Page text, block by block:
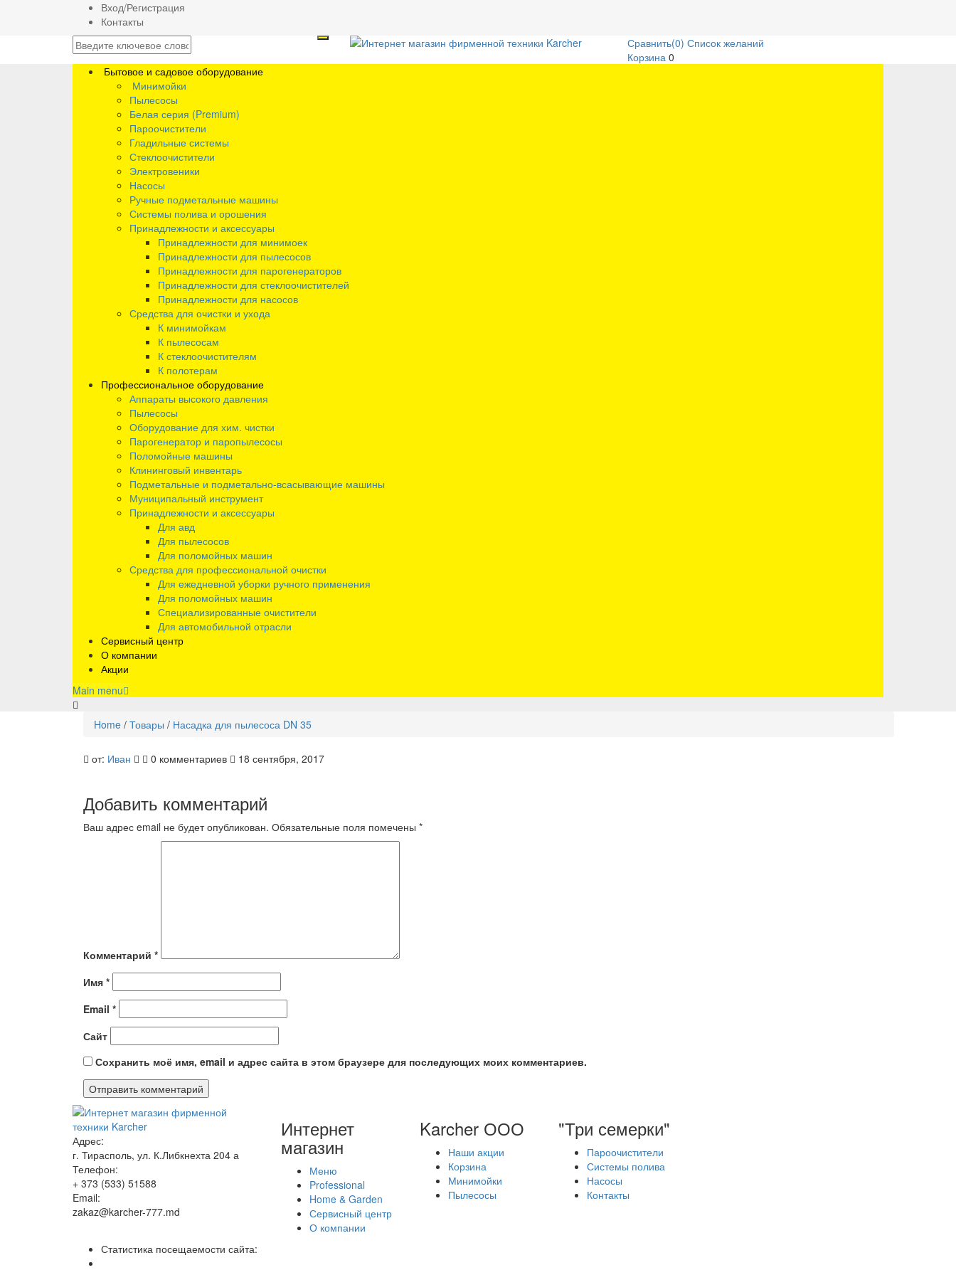
Вход/Регистрация
Контакты
Сравнить(0) Список желаний
Корзина 0
Бытовое и садовое оборудование
Минимойки
Пылесосы
Белая серия (Premium)
Пароочистители
Гладильные системы
Стеклоочистители
Электровеники
Насосы
Ручные подметальные машины
Системы полива и орошения
Принадлежности и аксессуары
Принадлежности для минимоек
Принадлежности для пылесосов
Принадлежности для парогенераторов
Принадлежности для стеклоочистителей
Принадлежности для насосов
Средства для очистки и ухода
К минимойкам
К пылесосам
К стеклоочистителям
К полотерам
Профессиональное оборудование
Аппараты высокого давления
Пылесосы
Оборудование для хим. чистки
Парогенератор и паропылесосы
Поломойные машины
Клининговый инвентарь
Подметальные и подметально-всасывающие машины
Муниципальный инструмент
Принадлежности и аксессуары
Для авд
Для пылесосов
Для поломойных машин
Средства для профессиональной очистки
Для ежедневной уборки ручного применения
Для поломойных машин
Специализированные очистители
Для автомобильной отрасли
Сервисный центр
О компании
Акции
Main menu
Home / Товары / Насадка для пылесоса DN 35
от: Иван 0 комментариев 18 сентября, 2017
Добавить комментарий
Ваш адрес email не будет опубликован. Обязательные поля помечены *
Комментарий *
Имя *
Email *
Сайт
Сохранить моё имя, email и адрес сайта в этом браузере для последующих моих комментариев.
Адрес:
г. Тирасполь, ул. К.Либкнехта 204 а
Телефон:
+ 373 (533) 51588
Email:
zakaz@karcher-777.md
Интернет
магазин
Меню
Professional
Home & Garden
Сервисный центр
О компании
Karcher ООО
Наши акции
Корзина
Минимойки
Пылесосы
"Три семерки"
Пароочистители
Системы полива
Насосы
Контакты
Статистика посещаемости сайта: